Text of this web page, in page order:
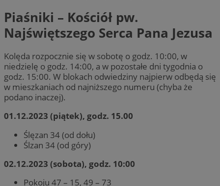
Piaśniki – Kościół pw.
Najświętszego Serca Pana Jezusa
Kolęda rozpocznie się w sobotę o godz. 10:00, w
niedzielę o godz. 14:00, a w pozostałe dni tygodnia o
godz. 15:00. W blokach odwiedziny najpierw odbędą się
w mieszkaniach od najniższego numeru (chyba że
podano inaczej).
01.12.2023 (piątek), godz. 15.00
Ślęzan 34 (od dołu)
Ślzan 34 (od góry)
02.12.2023 (sobota), godz. 10:00
Pokoju 47 – 15, 49 – 73